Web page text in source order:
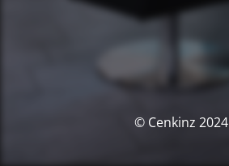
© Cenkinz 2024